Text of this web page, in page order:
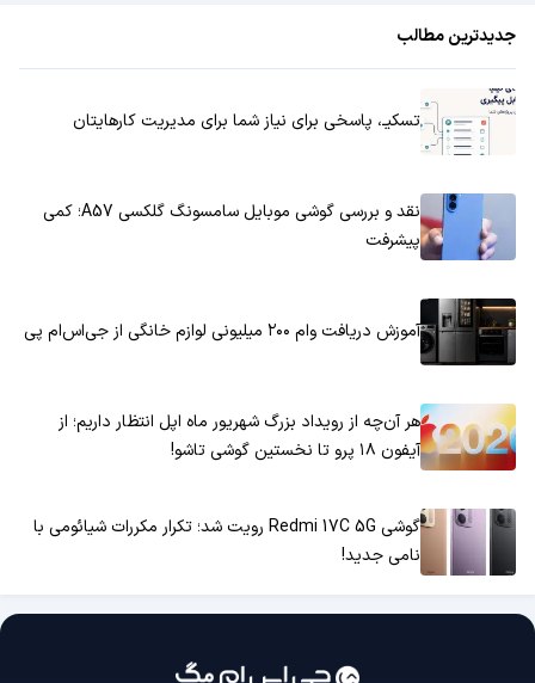
جدیدترین مطالب
تسکیـ، پاسخی برای نیاز شما برای مدیریت کارهایتان
نقد و بررسی گوشی موبایل سامسونگ گلکسی A57؛ کمی
پیشرفت
آموزش دریافت وام ۲۰۰ میلیونی لوازم خانگی از جی‌اس‌ام پی
هر آن‌چه از رویداد بزرگ شهریور ماه اپل انتظار داریم؛ از
آیفون ۱۸ پرو تا نخستین گوشی تاشو!
گوشی Redmi 17C 5G رویت شد؛ تکرار مکررات شیائومی با
نامی جدید!